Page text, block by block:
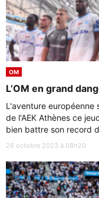
OM
L’OM en grand
L'aventure européenne
de l'AEK Athènes ce
bien battre son record
26 octobre 2023 à 08h20